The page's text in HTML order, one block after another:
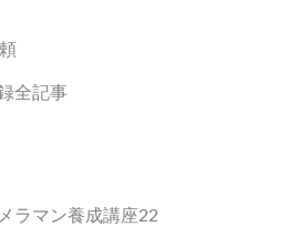
全記事
ラマン養成講座22